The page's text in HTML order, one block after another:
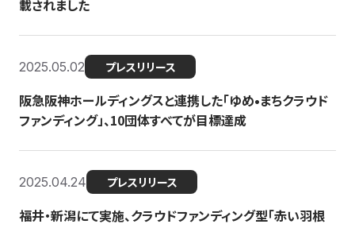
載されました
2025.05.02 プレスリリース
阪急阪神ホールディングスと連携した「ゆめ•まちクラウド
ファンディング」、10団体すべてが目標達成
2025.04.24 プレスリリース
福井・新潟にて実施、クラウドファンディング型「赤い羽根